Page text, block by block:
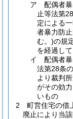
ア
配偶者
止等法第
定による
者暴力防
む。)の規
を経過し
イ
配偶者
法第28条
より裁判
がその効
いもの
2
町営住宅の借
廃止により当